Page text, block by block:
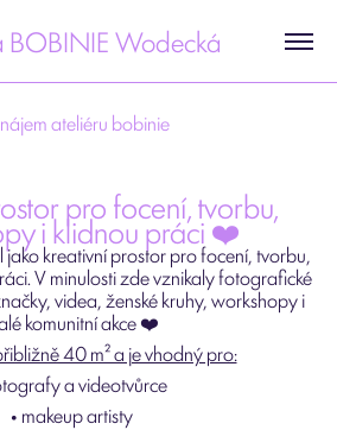
Wodecká
ateliéru bobinie
pro focení, tvorbu,
i klidnou práci ❤️
kreativní prostor pro focení, tvorbu,
V minulosti zde vznikaly fotografické
videa, ženské kruhy, workshopy i
komunitní akce ❤️
40 m² a je vhodný pro:
a videotvůrce
• makeup artisty